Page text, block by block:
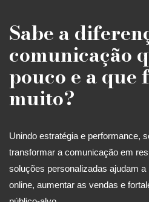
Sabe a
comunicação
pouco e a que
muito?
Unindo estratégia e performance,
transformar a comunicação em
soluções personalizadas ajudam
online, aumentar as vendas e